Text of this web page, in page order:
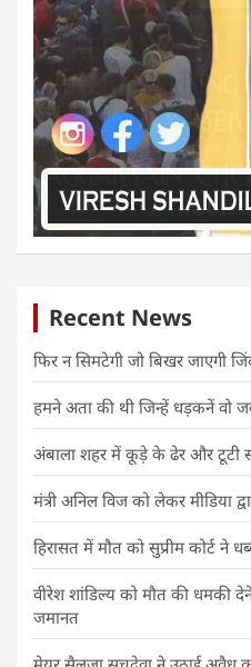
Recent News
फिर न सिमटेगी जो बिखर जाएगी
हमने अता की थी जिन्हें धड़कनें वो
अंबाला शहर में कूड़े के ढेर और टूटी
मंत्री अनिल विज को लेकर मीडिया
हिरासत में मौत को सुप्रीम कोर्ट ने
वीरेश शांडिल्य को मौत की धमकी
जमानत